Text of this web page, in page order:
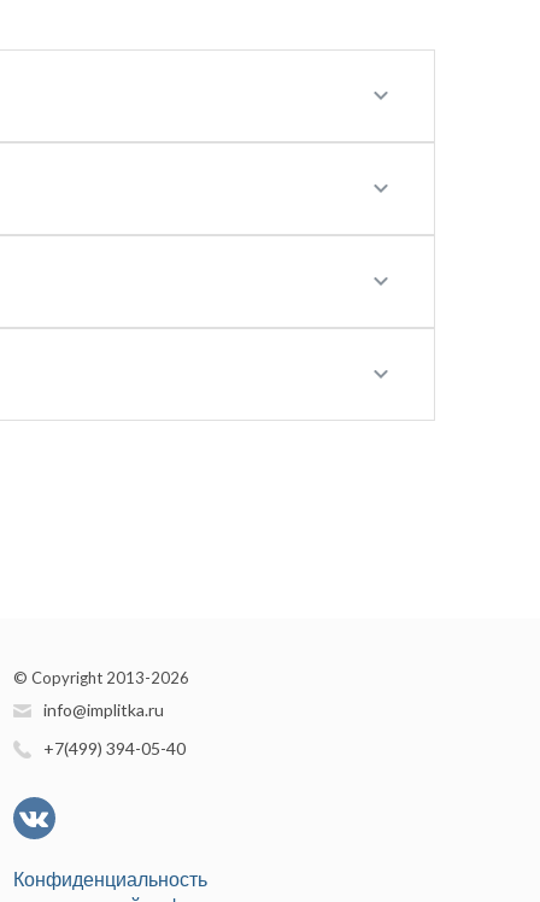
© Copyright 2013-2026
info@implitka.ru
+7(499) 394-05-40
Конфиденциальность